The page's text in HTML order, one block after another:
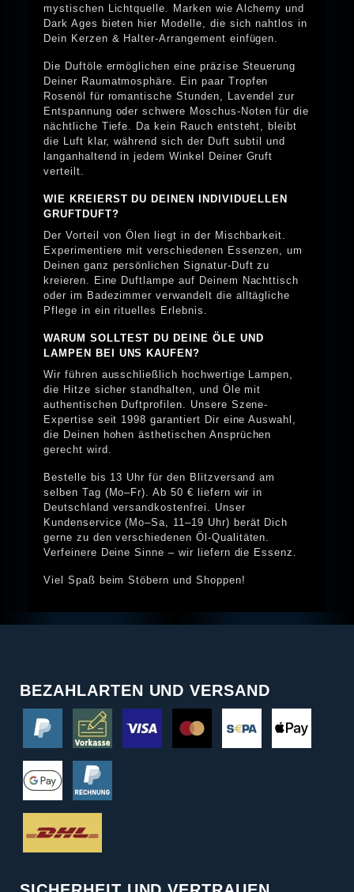
mystischen Lichtquelle. Marken wie Alchemy und
Dark Ages bieten hier Modelle, die sich nahtlos in
Dein Kerzen & Halter-Arrangement einfügen.
Die Duftöle ermöglichen eine präzise Steuerung
Deiner Raumatmosphäre. Ein paar Tropfen
Rosenöl für romantische Stunden, Lavendel zur
Entspannung oder schwere Moschus-Noten für die
nächtliche Tiefe. Da kein Rauch entsteht, bleibt
die Luft klar, während sich der Duft subtil und
langanhaltend in jedem Winkel Deiner Gruft
verteilt.
WIE KREIERST DU DEINEN INDIVIDUELLEN
GRUFTDUFT?
Der Vorteil von Ölen liegt in der Mischbarkeit.
Experimentiere mit verschiedenen Essenzen, um
Deinen ganz persönlichen Signatur-Duft zu
kreieren. Eine Duftlampe auf Deinem Nachttisch
oder im Badezimmer verwandelt die alltägliche
Pflege in ein rituelles Erlebnis.
WARUM SOLLTEST DU DEINE ÖLE UND
LAMPEN BEI UNS KAUFEN?
Wir führen ausschließlich hochwertige Lampen,
die Hitze sicher standhalten, und Öle mit
authentischen Duftprofilen. Unsere Szene-
Expertise seit 1998 garantiert Dir eine Auswahl,
die Deinen hohen ästhetischen Ansprüchen
gerecht wird.
Bestelle bis 13 Uhr für den Blitzversand am
selben Tag (Mo–Fr). Ab 50 € liefern wir in
Deutschland versandkostenfrei. Unser
Kundenservice (Mo–Sa, 11–19 Uhr) berät Dich
gerne zu den verschiedenen Öl-Qualitäten.
Verfeinere Deine Sinne – wir liefern die Essenz.
Viel Spaß beim Stöbern und Shoppen!
BEZAHLARTEN UND VERSAND